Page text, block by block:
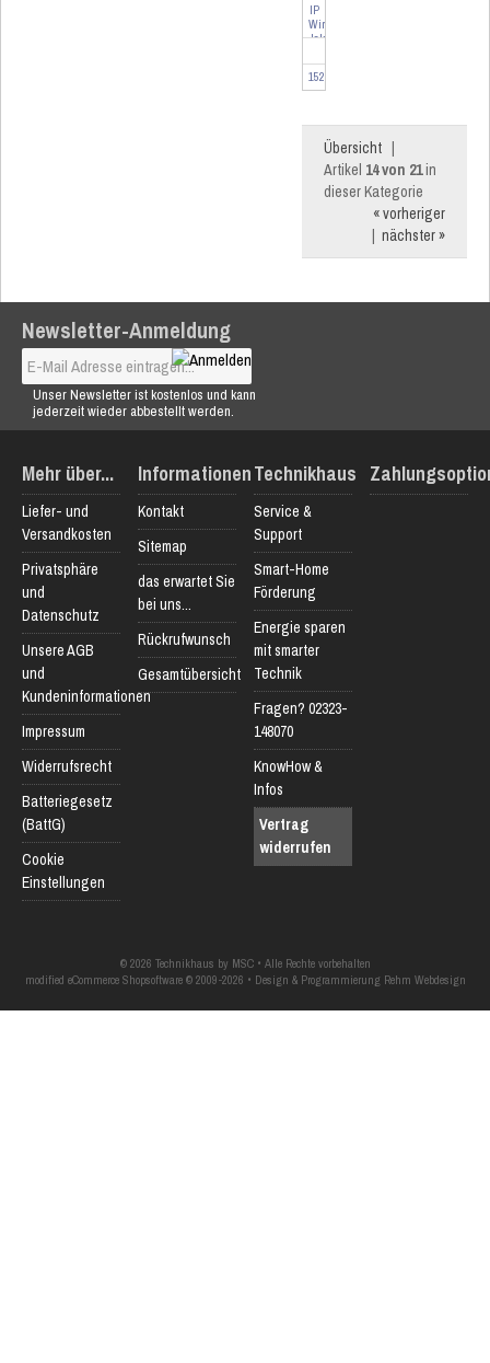
IP
Wired
Jalousieaktor
4-
fach
152431
Übersicht |
Artikel 14 von 21in
dieser Kategorie
« vorheriger
| nächster »
Newsletter-Anmeldung
Unser Newsletter ist kostenlos und kann
jederzeit wieder abbestellt werden.
Mehr über...
Liefer- und
Versandkosten
Privatsphäre
und
Datenschutz
Unsere AGB
und
Kundeninformationen
Impressum
Widerrufsrecht
Batteriegesetz
(BattG)
Cookie
Einstellungen
Informationen
Kontakt
Sitemap
das erwartet Sie
bei uns...
Rückrufwunsch
Gesamtübersicht
Technikhaus
Service &
Support
Smart-Home
Förderung
Energie sparen
mit smarter
Technik
Fragen? 02323-
148070
KnowHow &
Infos
Vertrag
widerrufen
© 2026 Technikhaus by MSC • Alle Rechte vorbehalten
modified eCommerce Shopsoftware © 2009-2026 • Design & Programmierung Rehm Webdesign